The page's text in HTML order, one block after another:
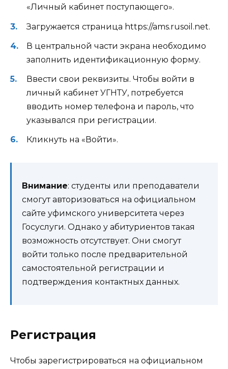
«Личный кабинет поступающего».
Загружается страница https://ams.rusoil.net.
В центральной части экрана необходимо
заполнить идентификационную форму.
Ввести свои реквизиты. Чтобы войти в
личный кабинет УГНТУ, потребуется
вводить номер телефона и пароль, что
указывался при регистрации.
Кликнуть на «Войти».
Внимание: студенты или преподаватели
смогут авторизоваться на официальном
сайте уфимского университета через
Госуслуги. Однако у абитуриентов такая
возможность отсутствует. Они смогут
войти только после предварительной
самостоятельной регистрации и
подтверждения контактных данных.
Регистрация
Чтобы зарегистрироваться на официальном